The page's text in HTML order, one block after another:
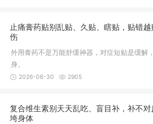
止痛膏药贴别乱贴、久贴、瞎贴，贴错
伤
外用膏药不是万能舒缓神器，对症短贴是缓解
身。
2026-06-30 2905
复合维生素别天天乱吃、盲目补，补不
垮身体